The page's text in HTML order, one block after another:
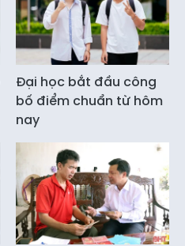
Đại học bắt đầu công
bố điểm chuẩn từ hôm
nay